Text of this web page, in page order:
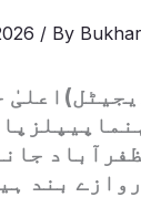
/ By
بند